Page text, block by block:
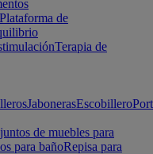
Plataforma de
Terapia de
JabonerasEscobillero
de muebles para
para bañoRepisa para